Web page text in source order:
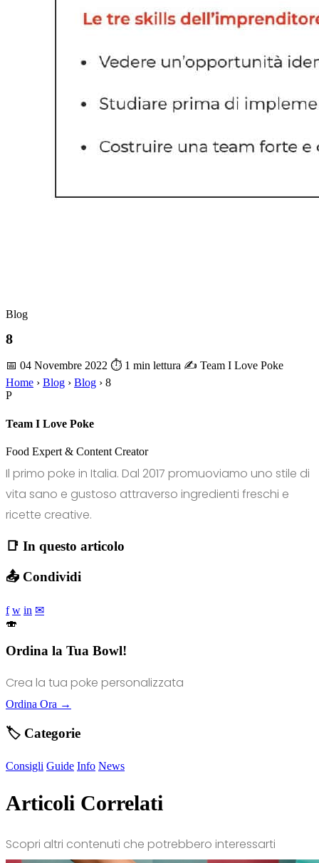
Blog
8
📅 04 Novembre 2022 ⏱ 1 min lettura ✍️ Team I Love Poke
Home › Blog › Blog › 8
P
Team I Love Poke
Food Expert & Content Creator
Il primo poke in Italia. Dal 2017 promuoviamo uno stile di
vita sano e gustoso attraverso ingredienti freschi e
ricette creative.
📑 In questo articolo
📤 Condividi
f w in ✉
🍣
Ordina la Tua Bowl!
Crea la tua poke personalizzata
Ordina Ora →
🏷️ Categorie
Consigli Guide Info News
Articoli Correlati
Scopri altri contenuti che potrebbero interessarti